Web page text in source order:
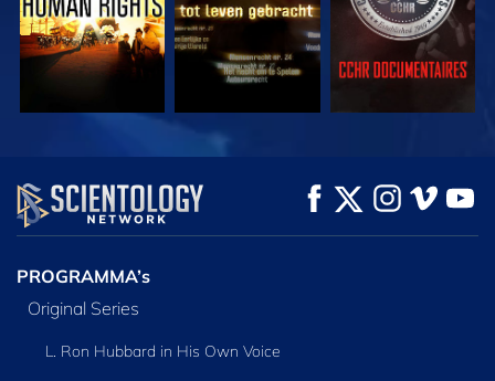
KIJK VERKEN DE SERIE
PROGRAMMA’s
Original Series
L. Ron Hubbard in His Own Voice